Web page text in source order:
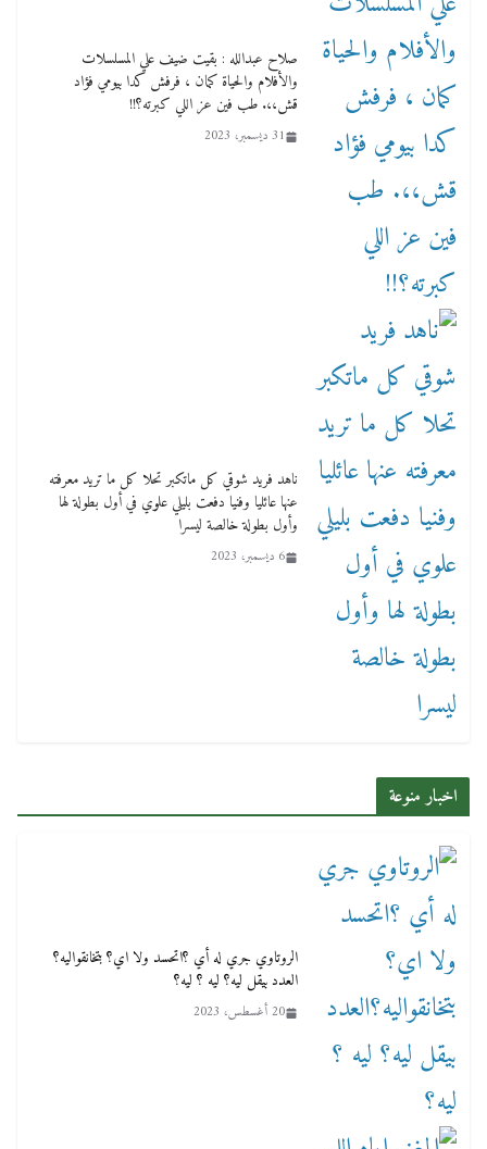
صلاح عبدالله : بقيت ضيف علي المسلسلات
والأفلام والحياة كمان ، فرفش كدا بيومي فؤاد
قش،،. طب فين عز اللي كبرته؟!!
31 ديسمبر، 2023
ناهد فريد شوقي كل ماتكبر تحلا كل ما تريد معرفته
عنها عائليا وفنيا دفعت بليلي علوي في أول بطولة لها
وأول بطولة خالصة ليسرا
6 ديسمبر، 2023
اخبار منوعة
الروتاوي جري له أي ؟اتحسد ولا اي؟ بتخانقواليه؟
العدد بيقل ليه؟ ليه ؟ ليه؟
20 أغسطس، 2023